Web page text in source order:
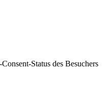
Status des Besuchers